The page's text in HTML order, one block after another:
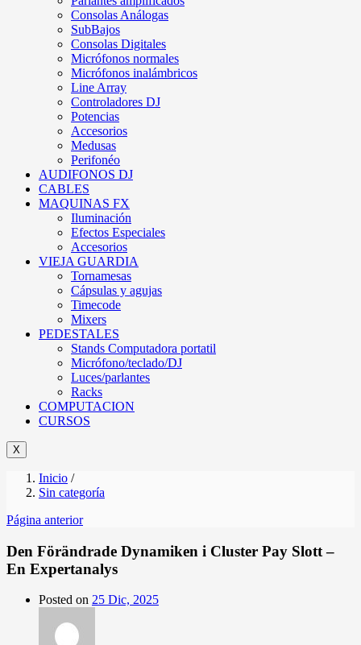
Consolas Análogas
SubBajos
Consolas Digitales
Micrófonos normales
Micrófonos inalámbricos
Line Array
Controladores DJ
Potencias
Accesorios
Medusas
Perifonéo
AUDIFONOS DJ
CABLES
MAQUINAS FX
Iluminación
Efectos Especiales
Accesorios
VIEJA GUARDIA
Tornamesas
Cápsulas y agujas
Timecode
Mixers
PEDESTALES
Stands Computadora portatil
Micrófono/teclado/DJ
Luces/parlantes
Racks
COMPUTACION
CURSOS
X
Inicio /
Sin categoría
Página anterior
Den Förändrade Dynamiken i Cluster Pay Slott –
En Expertanalys
Posted on 25 Dic, 2025